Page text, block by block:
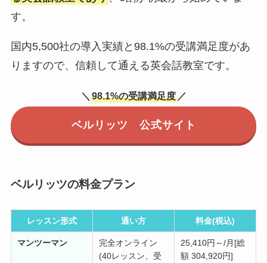
す。
国内5,500社の導入実績と98.1%の受講満足度があ
りますので、 信頼して通える英会話教室です。
＼ 98.1%の受講満足度／
ベルリッツ 公式サイト
ベルリッツの料金プラン
レッスン形式 通い方 料金(税込)
マンツーマン
完全オンライン
(40レッスン、受
25,410円～/月[総
額 304,920円]